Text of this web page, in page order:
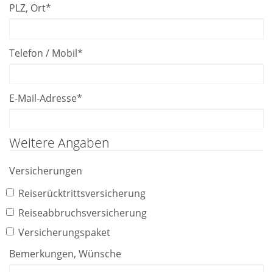
PLZ, Ort*
Telefon / Mobil*
E-Mail-Adresse*
Weitere Angaben
Versicherungen
Reiserücktrittsversicherung
Reiseabbruchsversicherung
Versicherungspaket
Bemerkungen, Wünsche